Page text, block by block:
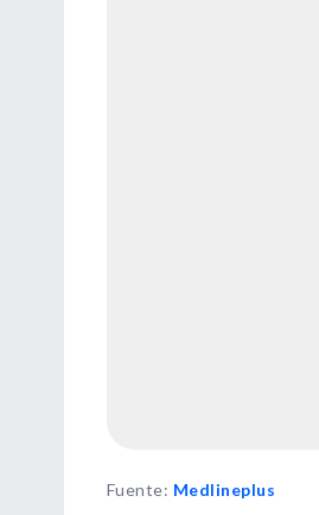
Fuente: Medlineplus